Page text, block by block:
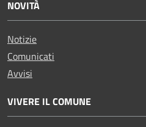
NOVITÀ
Notizie
Comunicati
Avvisi
VIVERE IL COMUNE